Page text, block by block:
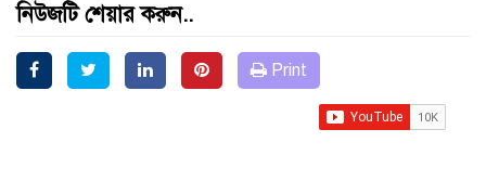
নিউজটি শেয়ার করুন..
Print